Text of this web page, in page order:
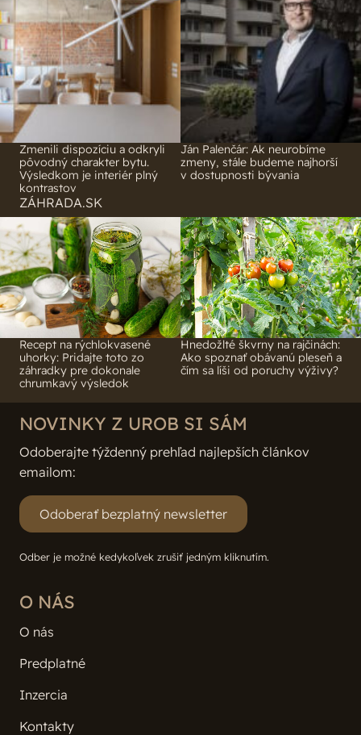
Zmenili dispozíciu a odkryli
pôvodný charakter bytu.
Výsledkom je interiér plný
kontrastov
Ján Palenčár: Ak neurobíme
zmeny, stále budeme najhorší
v dostupnosti bývania
ZÁHRADA.SK
Recept na rýchlokvasené
uhorky: Pridajte toto zo
záhradky pre dokonale
chrumkavý výsledok
Hnedožlté škvrny na rajčinách:
Ako spoznať obávanú pleseň a
čím sa líši od poruchy výživy?
O NÁS
O nás
Predplatné
Inzercia
Kontakty
NOVINKY Z UROB SI SÁM
Odoberajte týždenný prehľad najlepších článkov
emailom:
Odoberať bezplatný newsletter
Odber je možné kedykoľvek zrušiť jedným kliknutím.